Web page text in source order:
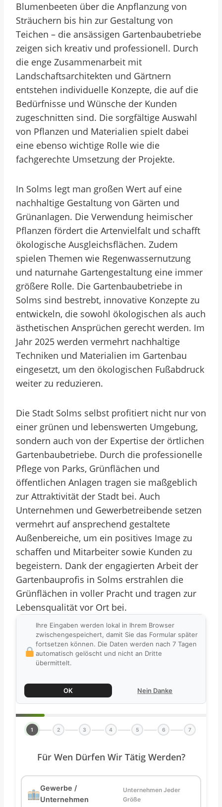
Blumenbeeten über die Anpflanzung von
Sträuchern bis hin zur Gestaltung von
Teichen – die ansässigen Gartenbaubetriebe
zeigen sich kreativ und professionell. Durch
die enge Zusammenarbeit mit
Landschaftsarchitekten und Gärtnern
entstehen individuelle Konzepte, die auf die
Bedürfnisse und Wünsche der Kunden
zugeschnitten sind. Die sorgfältige Auswahl
von Pflanzen und Materialien spielt dabei
eine ebenso wichtige Rolle wie die
fachgerechte Umsetzung der Projekte.
In Solms legt man großen Wert auf eine
nachhaltige Gestaltung von Gärten und
Grünanlagen. Die Verwendung heimischer
Pflanzen fördert die Artenvielfalt und schafft
ökologische Ausgleichsflächen. Zudem
spielen Themen wie Regenwassernutzung
und naturnahe Gartengestaltung eine immer
größere Rolle. Die Gartenbaubetriebe in
Solms sind bestrebt, innovative Konzepte zu
entwickeln, die sowohl ökologischen als auch
ästhetischen Ansprüchen gerecht werden. Im
Jahr 2025 werden vermehrt nachhaltige
Techniken und Materialien im Gartenbau
eingesetzt, um den ökologischen Fußabdruck
weiter zu reduzieren.
Die Stadt Solms selbst profitiert nicht nur von
einer grünen und lebenswerten Umgebung,
sondern auch von der Expertise der örtlichen
Gartenbaubetriebe. Durch die professionelle
Pflege von Parks, Grünflächen und
öffentlichen Anlagen tragen sie maßgeblich
zur Attraktivität der Stadt bei. Auch
Unternehmen und Gewerbetreibende setzen
vermehrt auf ansprechend gestaltete
Außenbereiche, um ein positives Image zu
schaffen und Mitarbeiter sowie Kunden zu
begeistern. Dank der engagierten Arbeit der
Gartenbauprofis in Solms erstrahlen die
Grünflächen in voller Pracht und tragen zur
Lebensqualität vor Ort bei.
Ihre Eingaben werden lokal in Ihrem Browser
zwischengespeichert, damit Sie das Formular später
fortsetzen können. Die Daten werden nach 7 Tagen
automatisch gelöscht und nicht an Dritte
übermittelt.
OK Nein Danke
1 2 3 4 5 6 7
Für Wen Dürfen Wir Tätig Werden?
Gewerbe /
Unternehmen
Unternehmen Jeder
Größe